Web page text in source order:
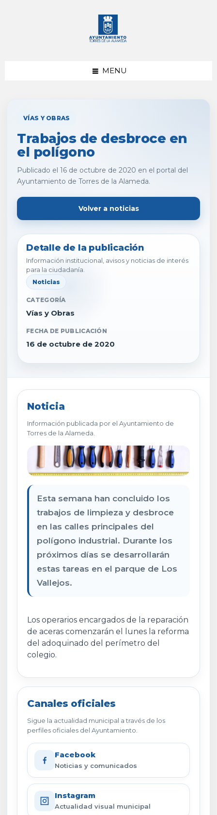
MENU
VÍAS Y OBRAS
Trabajos de desbroce en
el polígono
Publicado el 16 de octubre de 2020 en el portal del
Ayuntamiento de Torres de la Alameda.
Volver a noticias
Detalle de la publicación
Información institucional, avisos y noticias de interés
para la ciudadanía.
Noticias
CATEGORÍA
Vías y Obras
FECHA DE PUBLICACIÓN
16 de octubre de 2020
Noticia
Información publicada por el Ayuntamiento de
Torres de la Alameda.
Esta semana han concluido los
trabajos de limpieza y desbroce
en las calles principales del
polígono industrial. Durante los
próximos días se desarrollarán
estas tareas en el parque de Los
Vallejos.
Los operarios encargados de la reparación
de aceras comenzarán el lunes la reforma
del adoquinado del perímetro del
colegio.
Canales oficiales
Sigue la actualidad municipal a través de los
perfiles oficiales del Ayuntamiento.
Facebook
Noticias y comunicados
Instagram
Actualidad visual municipal